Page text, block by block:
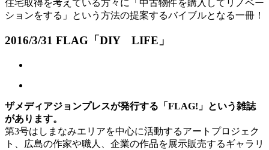
住宅取得を考えている方々に「中古物件を購入してリノベー
ションをする」という方法の提案するバイブルとなる一冊！
2016/3/31 FLAG「DIY LIFE」
ザメディアジョンプレスが発行する「FLAG!」という雑誌
があります。
第3号はしまなみエリアを中心に活動するアートプロジェク
ト、広島の作家や職人、企業の作品を展示販売するギャラリ